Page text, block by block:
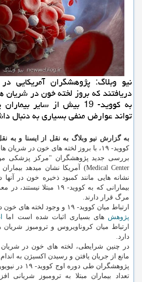
نیو وبلاگ: پژوهشگران آمریكایی
دریافتند كه بروز لخته خون در شریان
به كووید- 19 بیش از سایر
تواند عوارض منفی بسیاری به دنبال
به گزارش نیو وبلاگ به نقل از ایسنا و به
کووید- ۱۹، با بروز لخته های خون در شریان های پا ارتباط دارد.
نشانه هایی مانند کمبود ذخیره خون در
بیمارانی که به کووید- ۱۹
مرگ قرار دارند.
ارتباط میان کووید- ۱۹ و وجود لخته های خون در شریان های ریوی، در
پژوهش های بسیاری اثبات شده است اما
ارتباط میان کروناویروس و ترومبوز شریان
دارد.
در چنین شرایطی، لخته های خون در شریان
مانع از جریان یافتن و رسیدن اکسیژن به
پژوهشگران طی
تعداد بیماران مبتلا به ترومبوز شریانی